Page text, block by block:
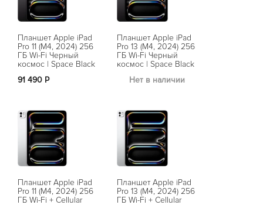
Планшет Apple iPad
Pro 11 (M4, 2024) 256
ГБ Wi-Fi Черный
космос | Space Black
91 490 Р
Планшет Apple iPad
Pro 11 (M4, 2024) 256
ГБ Wi-Fi + Cellular
Планшет Apple iPad
Pro 13 (M4, 2024) 256
ГБ Wi-Fi Черный
космос | Space Black
Нет в наличии
Планшет Apple iPad
Pro 13 (M4, 2024) 256
ГБ Wi-Fi + Cellular